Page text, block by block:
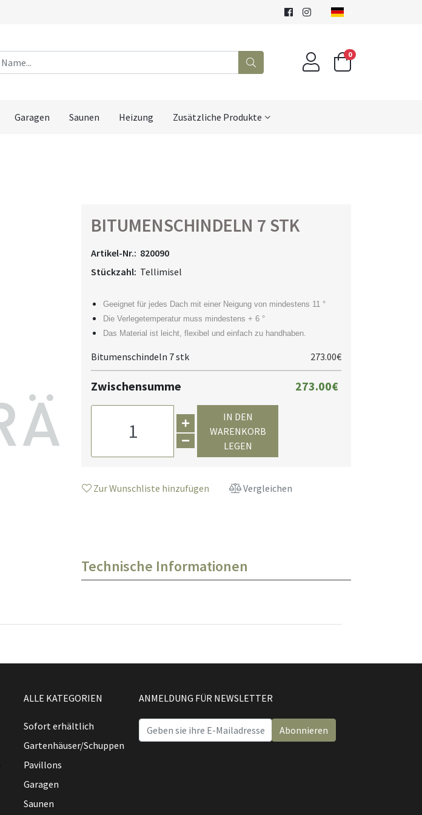
0
Garagen Saunen Heizung Zusätzliche Produkte
BITUMENSCHINDELN 7 STK
Artikel-Nr.: 820090
Stückzahl: Tellimisel
Geeignet für jedes Dach mit einer Neigung von mindestens 11 °
Die Verlegetemperatur muss mindestens + 6 °
Das Material ist leicht, flexibel und einfach zu handhaben.
Bitumenschindeln 7 stk 273.00€
Zwischensumme 273.00€
IN DEN
WARENKORB
LEGEN
Zur Wunschliste hinzufügen Vergleichen
Technische Informationen
ALLE KATEGORIEN
Sofort erhältlich
Gartenhäuser/Schuppen
Pavillons
Garagen
Saunen
ANMELDUNG FÜR NEWSLETTER
Abonnieren